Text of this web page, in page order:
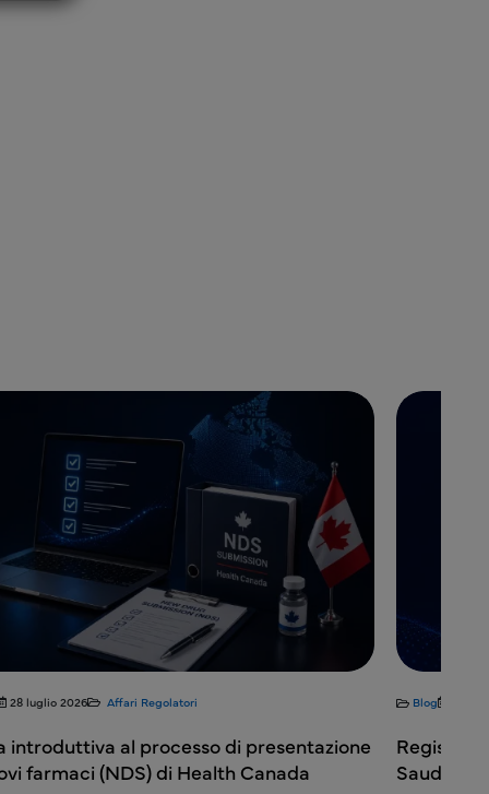
28 luglio 2026 Affari Regolatori
introduttiva al processo di presentazione
farmaci (NDS) di Health Canada
Blog
Saudita: